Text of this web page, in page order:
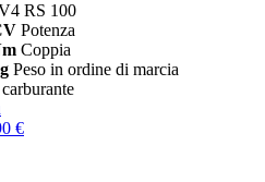
RS 100
Potenza
Coppia
Peso in ordine di marcia
€